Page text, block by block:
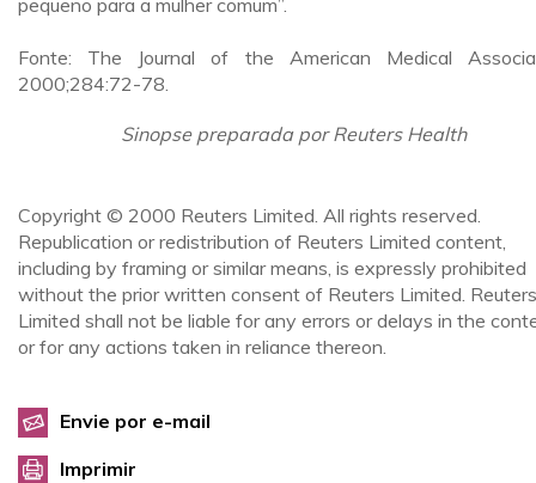
pequeno para a mulher comum”.
Fonte: The Journal of the American Medical
2000;284:72-78.
Sinopse preparada por Reuters Health
Copyright © 2000 Reuters Limited. All rights reserved.
Republication or redistribution of Reuters Limited content,
including by framing or similar means, is expressly prohibited
without the prior written consent of Reuters Limited. Reuters
Limited shall not be liable for any errors or delays in the
or for any actions taken in reliance thereon.
Envie por e-mail
Imprimir